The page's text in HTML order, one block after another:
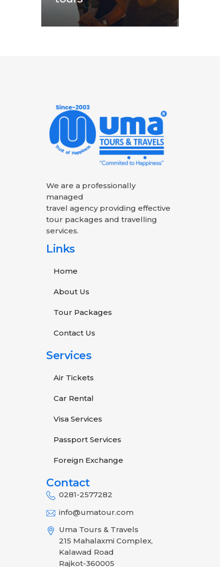
We are a professionally
managed
travel agency providing effective
tour packages and travelling
services.
Links
Home
About Us
Tour Packages
Contact Us
Services
Air Tickets
Car Rental
Visa Services
Passport Services
Foreign Exchange
Contact
0281-2577282
info@umatour.com
Uma Tours & Travels
215 Mahalaxmi Complex,
Kalawad Road
Rajkot-360005